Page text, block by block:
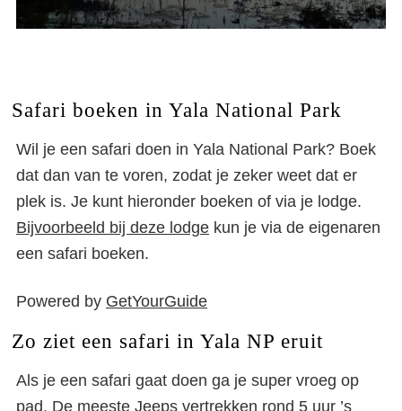
Safari boeken in Yala National Park
Wil je een safari doen in Yala National Park? Boek
dat dan van te voren, zodat je zeker weet dat er
plek is. Je kunt hieronder boeken of via je lodge.
Bijvoorbeeld bij deze lodge kun je via de eigenaren
een safari boeken.
Powered by GetYourGuide
Zo ziet een safari in Yala NP eruit
Als je een safari gaat doen ga je super vroeg op
pad. De meeste Jeeps vertrekken rond 5 uur ’s